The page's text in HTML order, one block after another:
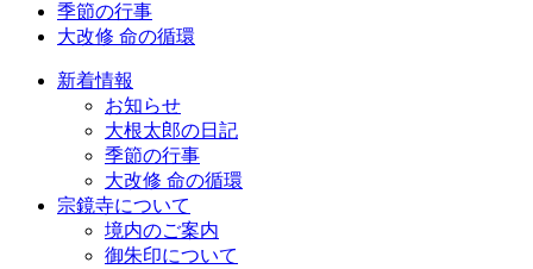
季節の行事
大改修 命の循環
新着情報
お知らせ
大根太郎の日記
季節の行事
大改修 命の循環
宗鏡寺について
境内のご案内
御朱印について